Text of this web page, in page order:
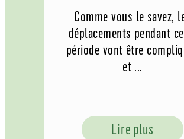
Comme vous le savez,
déplacements pendant
période vont être
et ...
Lire plus